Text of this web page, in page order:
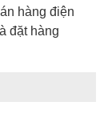
hàng điện
đặt hàng